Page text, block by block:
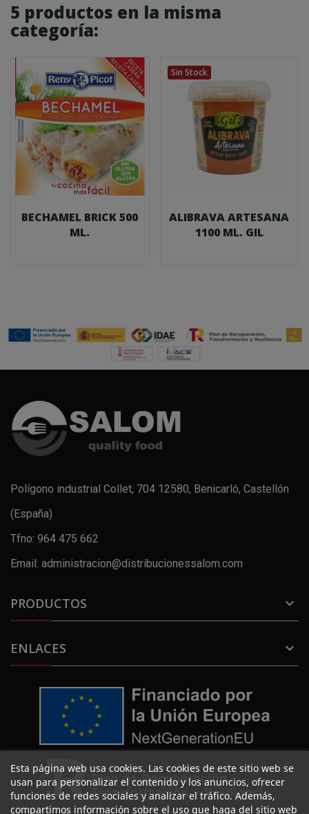
5 productos en la misma
categoría:
BECHAMEL BRICK 500
ML.
Sin Stock
ALIBRAVA ARTESANA
1100 ML. GIL
Polígono industrial Collet, 704 12580, Benicarló, Castellón
(España)
Tfno: 964 475 662
Email: administracion@distribucionessalom.com
PRODUCTOS 
ENLACES 
Esta página web usa cookies. Las cookies de este sitio web se
usan para personalizar el contenido y los anuncios, ofrecer
funciones de redes sociales y analizar el tráfico. Además,
compartimos información sobre el uso que haga del sitio web